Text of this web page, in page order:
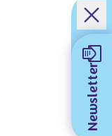
Newsletter